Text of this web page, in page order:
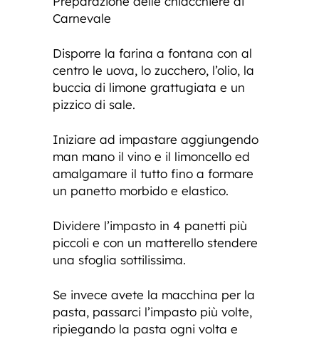
Carnevale
Disporre la farina a fontana con al
centro le uova, lo zucchero, l’olio, la
buccia di limone grattugiata e un
pizzico di sale.
Iniziare ad impastare aggiungendo
man mano il vino e il limoncello ed
amalgamare il tutto fino a formare
un panetto morbido e elastico.
Dividere l’impasto in 4 panetti più
piccoli e con un matterello stendere
una sfoglia sottilissima.
Se invece avete la macchina per la
pasta, passarci l’impasto più volte,
ripiegando la pasta ogni volta e